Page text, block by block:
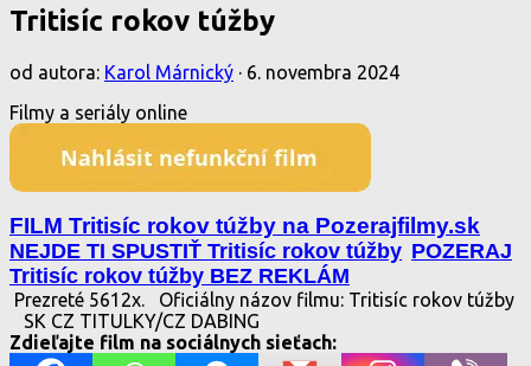
Tritisíc rokov túžby
od autora: Karol Márnický · 6. novembra 2024
Filmy a seriály online
FILM Tritisíc rokov túžby na Pozerajfilmy.sk
NEJDE TI SPUSTIŤ Tritisíc rokov túžby POZERAJ
Tritisíc rokov túžby BEZ REKLÁM
Prezreté 5612x.
Oficiálny názov filmu: Tritisíc rokov túžby
SK CZ TITULKY/CZ DABING
Zdieľajte film na sociálnych sieťach: